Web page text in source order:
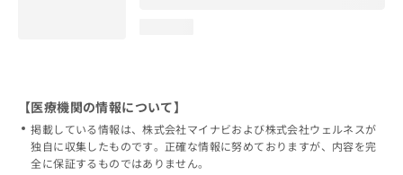
【医療機関の情報について】
掲載している情報は、株式会社マイナビおよび株式会社ウェルネスが
独自に収集したものです。正確な情報に努めておりますが、内容を完
全に保証するものではありません。